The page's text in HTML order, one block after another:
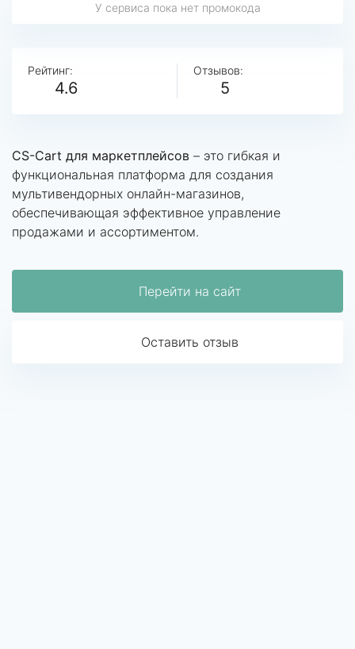
У сервиса пока нет промокода
Рейтинг:
4.6
Отзывов:
5
CS-Cart для маркетплейсов – это гибкая и
функциональная платформа для создания
мультивендорных онлайн-магазинов,
обеспечивающая эффективное управление
продажами и ассортиментом.
Перейти на сайт
Оставить отзыв